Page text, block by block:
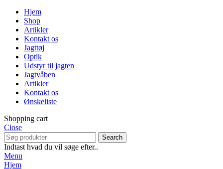
Hjem
Shop
Artikler
Kontakt os
Jagttøj
Optik
Udstyr til jagten
Jagtvåben
Artikler
Kontakt os
Ønskeliste
Shopping cart
Close
Search
Indtast hvad du vil søge efter..
Menu
Hjem